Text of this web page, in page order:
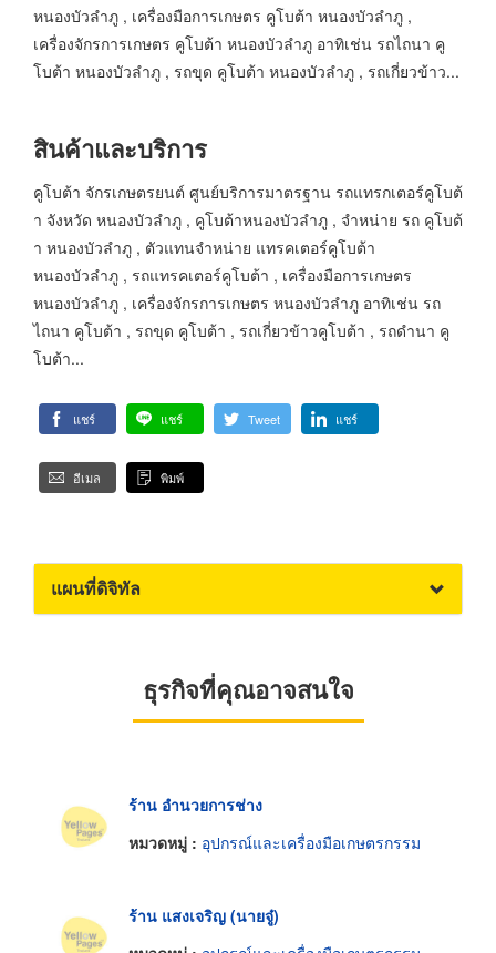
หนองบัวลำภู , เครื่องมือการเกษตร คูโบต้า หนองบัวลำภู ,
เครื่องจักรการเกษตร คูโบต้า หนองบัวลำภู อาทิเช่น รถไถนา คู
โบต้า หนองบัวลำภู , รถขุด คูโบต้า หนองบัวลำภู , รถเกี่ยวข้าว...
สินค้าและบริการ
คูโบต้า จักรเกษตรยนต์ ศูนย์บริการมาตรฐาน รถแทรกเตอร์คูโบต้
า จังหวัด หนองบัวลำภู , คูโบต้าหนองบัวลำภู , จำหน่าย รถ คูโบต้
า หนองบัวลำภู , ตัวแทนจำหน่าย แทรคเตอร์คูโบต้า
หนองบัวลำภู , รถแทรคเตอร์คูโบต้า , เครื่องมือการเกษตร
หนองบัวลำภู , เครื่องจักรการเกษตร หนองบัวลำภู อาทิเช่น รถ
ไถนา คูโบต้า , รถขุด คูโบต้า , รถเกี่ยวข้าวคูโบต้า , รถดำนา คู
โบต้า...
แชร์ แชร์ Tweet แชร์
อีเมล พิมพ์
แผนที่ดิจิทัล
ธุรกิจที่คุณอาจสนใจ
ร้าน อำนวยการช่าง
หมวดหมู่ : อุปกรณ์และเครื่องมือเกษตรกรรม
ร้าน แสงเจริญ (นายจู๋)